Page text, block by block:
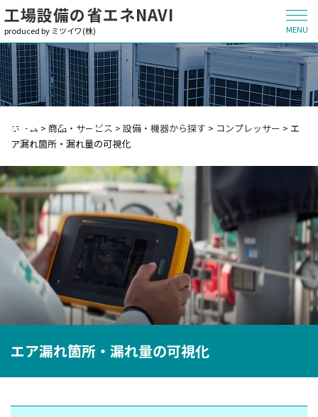
MENU
工場設備の省エネNAVI
produced by ミツイワ(株)
商品・サービス
ホーム > 商品・サービス > 設備・機器から探す > コンプレッサー > エ
ア漏れ箇所・漏れ量の可視化
エア漏れ箇所・漏れ量の可視化